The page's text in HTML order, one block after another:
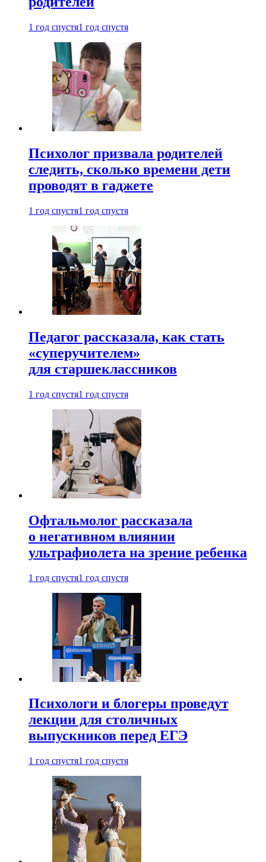
1 год спустя1 год спустя
Психолог призвала родителей
следить, сколько времени дети
проводят в гаджете
1 год спустя1 год спустя
Педагог рассказала, как стать
«суперучителем»
для старшеклассников
1 год спустя1 год спустя
Офтальмолог рассказала
о негативном влиянии
ультрафиолета на зрение ребенка
1 год спустя1 год спустя
Психологи и блогеры проведут
лекции для столичных
выпускников перед ЕГЭ
1 год спустя1 год спустя